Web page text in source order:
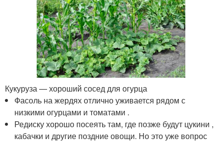
Кукуруза — хороший сосед для огурца
Фасоль на жердях отлично уживается рядом с
низкими огурцами и томатами .
Редиску хорошо посеять там, где позже будут цукини ,
кабачки и другие поздние овощи. Но это уже вопрос